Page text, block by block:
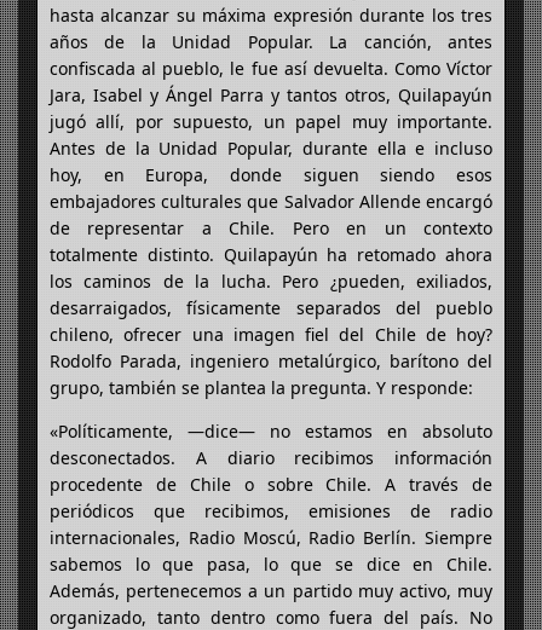
hasta alcanzar su máxima expresión durante los tres
años de la Unidad Popular. La canción, antes
confiscada al pueblo, le fue así devuelta. Como Víctor
Jara, Isabel y Ángel Parra y tantos otros, Quilapayún
jugó allí, por supuesto, un papel muy importante.
Antes de la Unidad Popular, durante ella e incluso
hoy, en Europa, donde siguen siendo esos
embajadores culturales que Salvador Allende encargó
de representar a Chile. Pero en un contexto
totalmente distinto. Quilapayún ha retomado ahora
los caminos de la lucha. Pero ¿pueden, exiliados,
desarraigados, físicamente separados del pueblo
chileno, ofrecer una imagen fiel del Chile de hoy?
Rodolfo Parada, ingeniero metalúrgico, barítono del
grupo, también se plantea la pregunta. Y responde:
«Políticamente, —dice— no estamos en absoluto
desconectados. A diario recibimos información
procedente de Chile o sobre Chile. A través de
periódicos que recibimos, emisiones de radio
internacionales, Radio Moscú, Radio Berlín. Siempre
sabemos lo que pasa, lo que se dice en Chile.
Además, pertenecemos a un partido muy activo, muy
organizado, tanto dentro como fuera del país. No